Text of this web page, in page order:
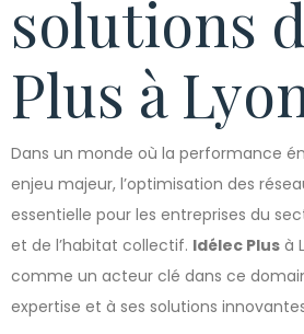
solutions
Plus à
Dans un monde où la performance
enjeu majeur, l’optimisation des
essentielle pour les entreprises du
et de l’habitat collectif. Idélec Plus à
comme un acteur clé dans ce
expertise et à ses solutions